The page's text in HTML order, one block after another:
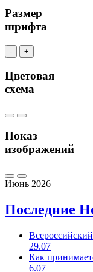
Размер
шрифта
- +
Цветовая
схема
Показ
изображений
Июнь 2026
Последние
29.07
Как
6.07